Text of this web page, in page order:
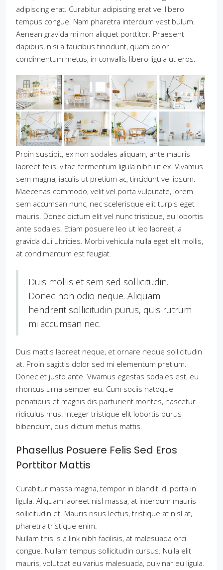
adipiscing erat. Curabitur adipiscing erat vel libero
tempus congue. Nam pharetra interdum vestibulum.
Aenean gravida mi non aliquet porttitor. Praesent
dapibus, nisi a faucibus tincidunt, quam dolor
condimentum metus, in convallis libero ligula ut eros.
Proin suscipit, ex non sodales aliquam, ante mauris
laoreet felis, vitae fermentum ligula nibh ut ex. Vivamus
sem magna, iaculis ut pretium ac, tincidunt vel ipsum.
Maecenas commodo, velit vel porta vulputate, lorem
sem accumsan nunc, nec scelerisque elit turpis eget
mauris. Donec dictum elit vel nunc tristique, eu lobortis
ante sodales. Etiam posuere leo ut leo laoreet, a
gravida dui ultricies. Morbi vehicula nulla eget elit mollis,
at condimentum est feugiat.
Duis mollis et sem sed sollicitudin.
Donec non odio neque. Aliquam
hendrerit sollicitudin purus, quis rutrum
mi accumsan nec.
Duis mattis laoreet neque, et ornare neque sollicitudin
at. Proin sagittis dolor sed mi elementum pretium.
Donec et justo ante. Vivamus egestas sodales est, eu
rhoncus urna semper eu. Cum sociis natoque
penatibus et magnis dis parturient montes, nascetur
ridiculus mus. Integer tristique elit lobortis purus
bibendum, quis dictum metus mattis.
Phasellus Posuere Felis Sed Eros
Porttitor Mattis
Curabitur massa magna, tempor in blandit id, porta in
ligula. Aliquam laoreet nisl massa, at interdum mauris
sollicitudin et. Mauris risus lectus, tristique at nisl at,
pharetra tristique enim.
Nullam this is a link nibh facilisis, at malesuada orci
congue. Nullam tempus sollicitudin cursus. Nulla elit
mauris, volutpat eu varius malesuada, pulvinar eu ligula.